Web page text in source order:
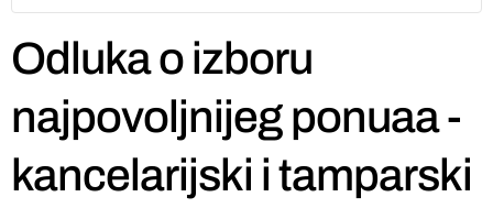
Odluka o izboru
najpovoljnijeg ponuaa -
kancelarijski i tamparski